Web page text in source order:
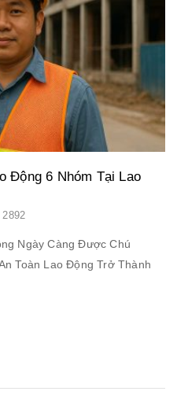
Động 6 Nhóm Tại Lao
2892
Ngày Càng Được Chú
Toàn Lao Động Trở Thành